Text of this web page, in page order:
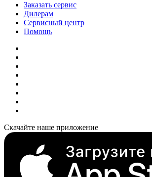
Заказать сервис
Дилерам
Сервисный центр
Помощь
Скачайте наше приложение